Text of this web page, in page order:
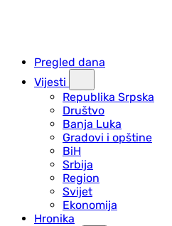
Pregled dana
Vijesti
Republika Srpska
Društvo
Banja Luka
Gradovi i opštine
BiH
Srbija
Region
Svijet
Ekonomija
Hronika